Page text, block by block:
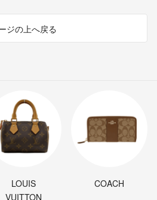
ジの上へ戻る
LOUIS
VUITTON
COACH